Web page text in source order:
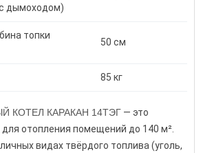
с дымоходом)
топки
50 см
85 кг
КОТЕЛ КАРАКАН 14ТЭГ — это
отопления помещений до 140 м².
видах твёрдого топлива (уголь,